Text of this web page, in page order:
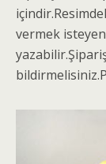
vermek